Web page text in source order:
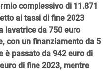
complessivo di 11.871
ai tassi di fine 2023
lavatrice da 750 euro
con un finanziamento da 5
è passato da 942 euro di
di fine 2023, mentre